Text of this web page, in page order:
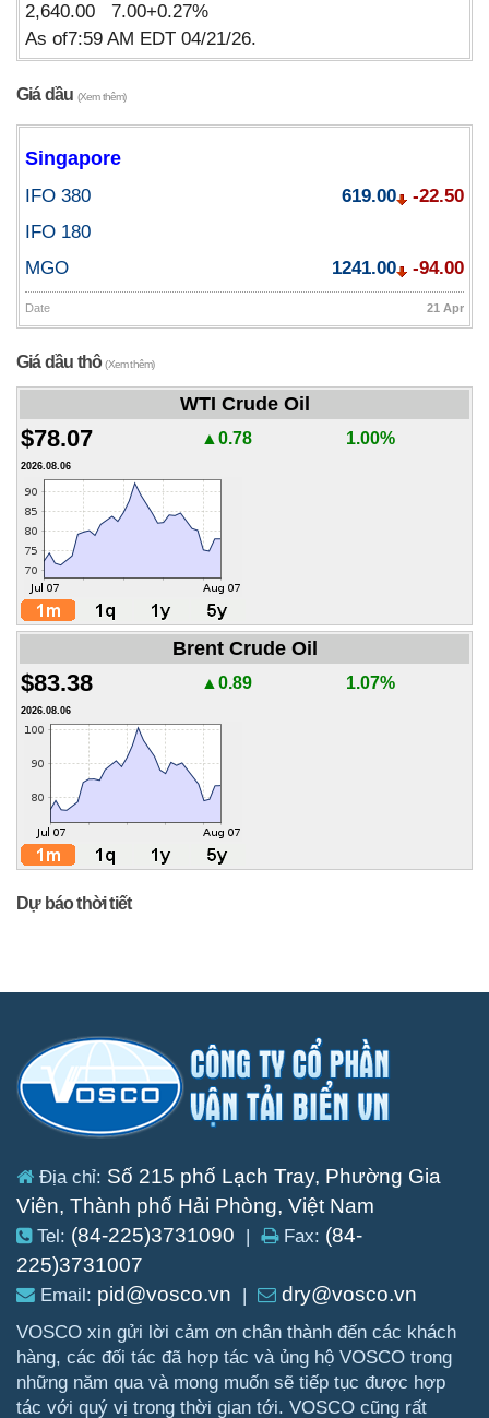
2,640.00 7.00+0.27%
As of7:59 AM EDT 04/21/26.
Giá dầu (Xem thêm)
Singapore
IFO 380 619.00
-22.50
IFO 180
MGO
1241.00 -94.00
Date 21 Apr
Giá dầu thô(Xem thêm)
WTI Crude Oil
$78.07 ▲0.78 1.00%
2026.08.06
Brent Crude Oil
$83.38 ▲0.89 1.07%
2026.08.06
Dự báo thời tiết
Địa chỉ: Số 215 phố Lạch Tray, Phường Gia
Viên, Thành phố Hải Phòng, Việt Nam
Tel: (84-225)3731090 | Fax: (84-
225)3731007
Email: pid@vosco.vn | dry@vosco.vn
VOSCO xin gửi lời cảm ơn chân thành đến các khách
hàng, các đối tác đã hợp tác và ủng hộ VOSCO trong
những năm qua và mong muốn sẽ tiếp tục được hợp
tác với quý vị trong thời gian tới. VOSCO cũng rất